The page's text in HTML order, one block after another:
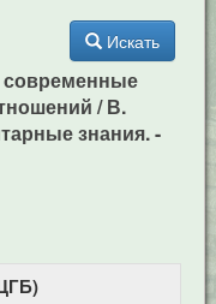
Искать
/ В.
знания. -